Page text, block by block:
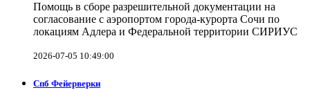
Помощь в сборе разрешительной документации на
согласование с аэропортом города-курорта Сочи по
локациям Адлера и Федеральной территории СИРИУС
2026-07-05 10:49:00
Спб Фейерверки